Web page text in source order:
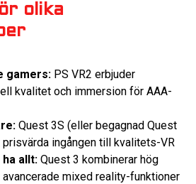
olika
gamers: PS VR2 erbjuder
kvalitet och immersion för AAA-
Quest 3S (eller begagnad Quest
ingången till kvalitets-VR
allt: Quest 3 kombinerar hög
mixed reality-funktioner